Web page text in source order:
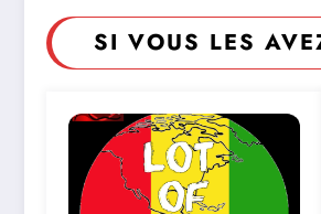
SI VOUS LES